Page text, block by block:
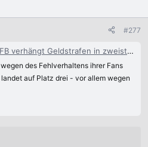
#277
Geldstrafen in zweistelliger Millionenhöhe
des Fehlverhaltens ihrer Fans
auf Platz drei - vor allem wegen